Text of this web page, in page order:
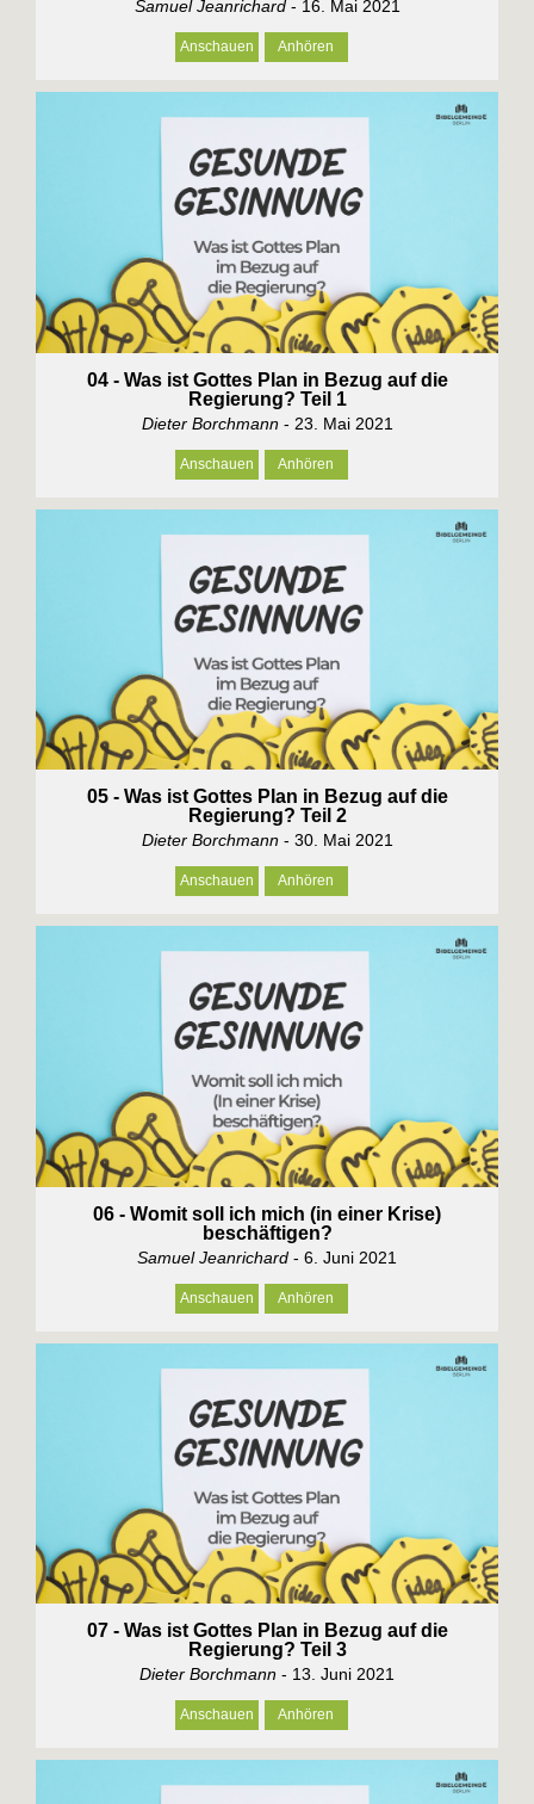
Samuel Jeanrichard- 16. Mai 2021
Anschauen Anhören
04 - Was ist Gottes Plan in Bezug auf die
Regierung? Teil 1
Dieter Borchmann- 23. Mai 2021
Anschauen Anhören
05 - Was ist Gottes Plan in Bezug auf die
Regierung? Teil 2
Dieter Borchmann- 30. Mai 2021
Anschauen Anhören
06 - Womit soll ich mich (in einer Krise)
beschäftigen?
Samuel Jeanrichard - 6. Juni 2021
Anschauen Anhören
07 - Was ist Gottes Plan in Bezug auf die
Regierung? Teil 3
Dieter Borchmann - 13. Juni 2021
Anschauen Anhören